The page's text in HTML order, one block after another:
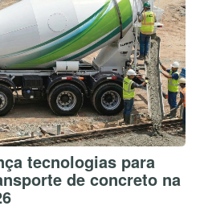
tecnologias para
de concreto na